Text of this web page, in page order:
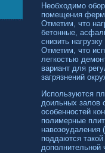
Необходимо
помещения
Отметим, что
бетонные,
снизить
Отметим, что
легкостью
вариант для
загрязнений
Используются
доильных залов
особенностей
полимерные
навозоудаления
поддаются
дополнительной